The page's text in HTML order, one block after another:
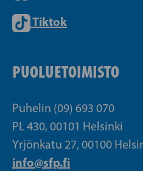
Tiktok
PUOLUETOIMISTO
Puhelin (09) 693 070
PL 430, 00101 Helsinki
Yrjönkatu 27, 00100
info@sfp.fi